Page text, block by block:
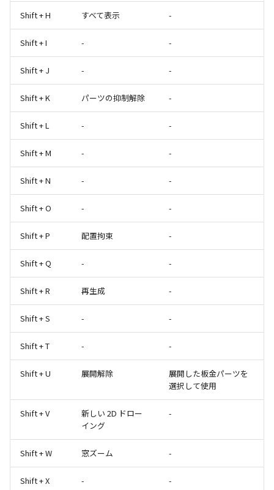
Shift + H すべて表示 -
Shift + I - -
Shift + J - -
Shift + K パーツの抑制解除 -
Shift + L - -
Shift + M - -
Shift + N - -
Shift + O - -
Shift + P 配置拘束 -
Shift + Q - -
Shift + R 再生成 -
Shift + S - -
Shift + T - -
Shift + U 展開解除
展開した板金パーツを
選択して使用
Shift + V
新しい 2D ドロー
イング
-
Shift + W 窓ズーム -
Shift + X - -